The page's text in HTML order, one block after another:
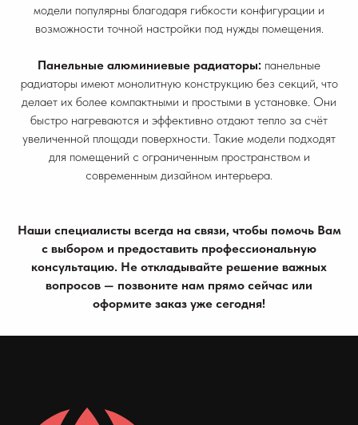
модели популярны благодаря гибкости конфигурации и
возможности точной настройки под нужды помещения.
Панельные алюминиевые радиаторы: панельные
радиаторы имеют монолитную конструкцию без секций, что
делает их более компактными и простыми в установке. Они
быстро нагреваются и эффективно отдают тепло за счёт
увеличенной площади поверхности. Такие модели подходят
для помещений с ограниченным пространством и
современным дизайном интерьера.
Наши специалисты всегда на связи, чтобы помочь Вам
с выбором и предоставить профессиональную
консультацию. Не откладывайте решение важных
вопросов — позвоните нам прямо сейчас или
оформите заказ уже сегодня!